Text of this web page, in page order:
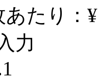
あたり：
力